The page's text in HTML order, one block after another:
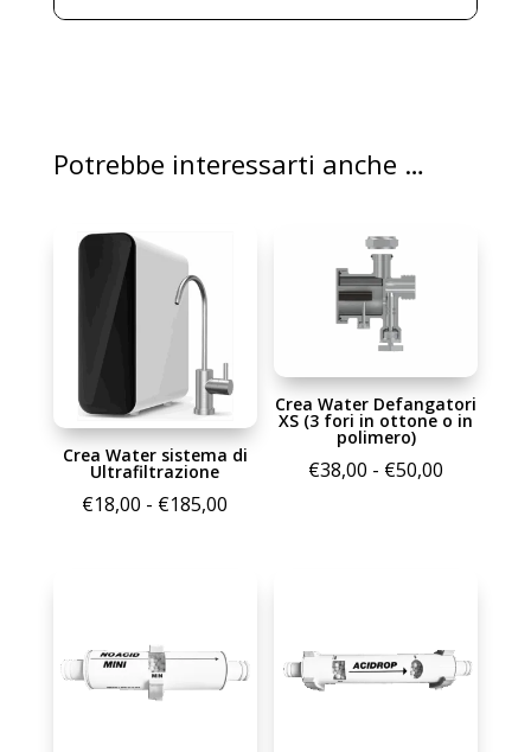
Potrebbe interessarti anche …
Crea Water sistema di
Ultrafiltrazione
€18,00 - €185,00
a
€185,00
Crea Water Defangatori
XS (3 fori in ottone o in
polimero)
€38,00 - €50,00
€50,00